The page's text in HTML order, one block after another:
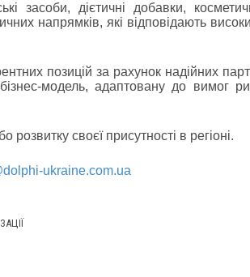
засоби, дієтичні добавки,
напрямків, які відповідають
позицій за рахунок надійних
модель, адаптовану до вимог
розвитку своєї присутності в регіоні.
ukraine.com.ua